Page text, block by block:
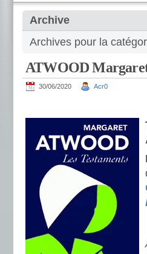
Archive
Archives pour la
ATWOOD
30/06/2020 Acr0